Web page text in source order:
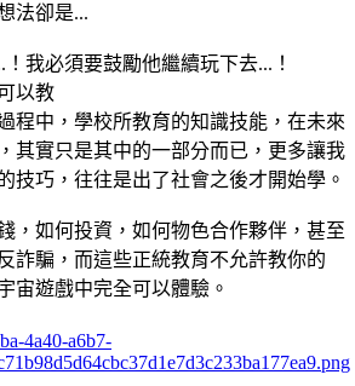
法卻是...
我必須要鼓勵他繼續玩下去...！
以教
程中，學校所教育的知識技能，在未來
其實只是其中的一部分而已，更多讓我
技巧，往往是出了社會之後才開始學。
，如何投資，如何物色合作夥伴，甚至
詐騙，而這些正統教育不允許教你的
宙遊戲中完全可以體驗。